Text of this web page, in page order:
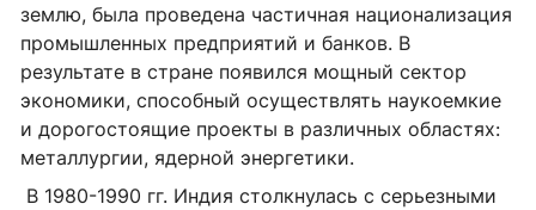
землю, была проведена частичная национализация
промышленных предприятий и банков. В
результате в стране появился мощный сектор
экономики, способный осуществлять наукоемкие
и дорогостоящие проекты в различных областях:
металлургии, ядерной энергетики.
В 1980-1990 гг. Индия столкнулась с серьезными